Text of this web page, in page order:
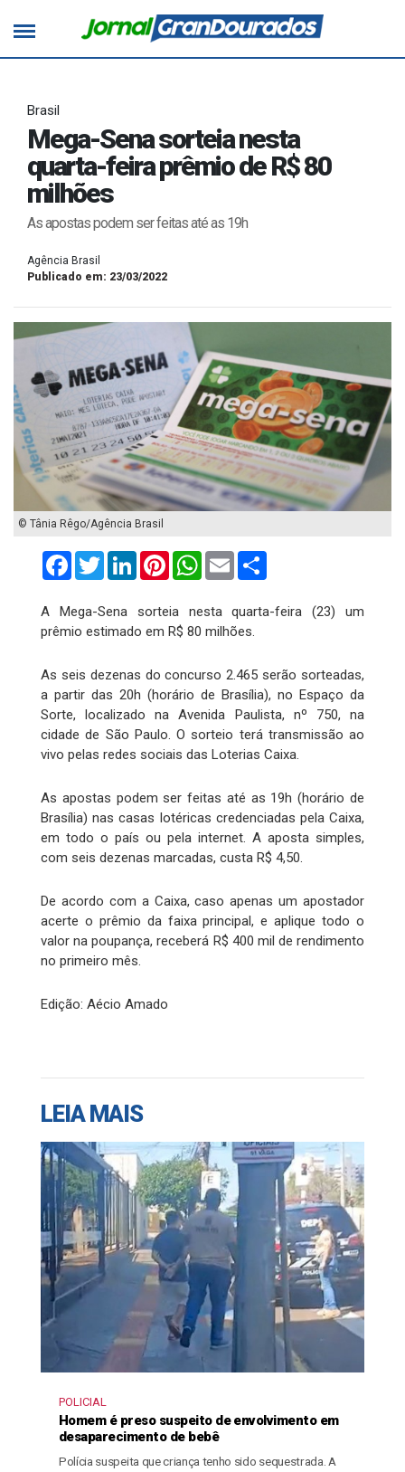
Brasil
Mega-Sena sorteia nesta
quarta-feira prêmio de R$ 80
milhões
As apostas podem ser feitas até as 19h
Agência Brasil
Publicado em: 23/03/2022
© Tânia Rêgo/Agência Brasil
FacebookTwitterLinkedInPinterestWhatsApp
Email
A Mega-Sena sorteia nesta quarta-feira (23) um
prêmio estimado em R$ 80 milhões.
As seis dezenas do concurso 2.465 serão sorteadas,
a partir das 20h (horário de Brasília), no Espaço da
Sorte, localizado na Avenida Paulista, nº 750, na
cidade de São Paulo. O sorteio terá transmissão ao
vivo pelas redes sociais das Loterias Caixa.
As apostas podem ser feitas até as 19h (horário de
Brasília) nas casas lotéricas credenciadas pela Caixa,
em todo o país ou pela internet. A aposta simples,
com seis dezenas marcadas, custa R$ 4,50.
De acordo com a Caixa, caso apenas um apostador
acerte o prêmio da faixa principal, e aplique todo o
valor na poupança, receberá R$ 400 mil de rendimento
no primeiro mês.
Edição: Aécio Amado
LEIA MAIS
POLICIAL
Homem é preso suspeito de envolvimento em
desaparecimento de bebê
Polícia suspeita que criança tenho sido sequestrada. A